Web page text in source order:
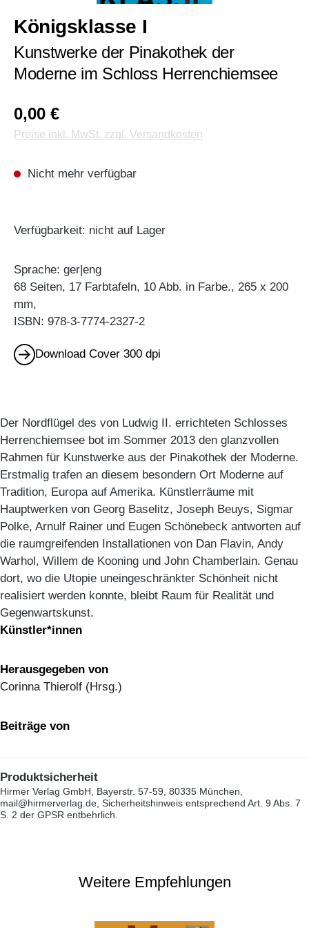
Königsklasse I
Kunstwerke der Pinakothek der
Moderne im Schloss Herrenchiemsee
0,00 €
Preise inkl. MwSt. zzgl. Versandkosten
Nicht mehr verfügbar
Verfügbarkeit: nicht auf Lager
Sprache: ger|eng
68 Seiten, 17 Farbtafeln, 10 Abb. in Farbe., 265 x 200
mm,
ISBN: 978-3-7774-2327-2
Download Cover 300 dpi
Der Nordflügel des von Ludwig II. errichteten Schlosses
Herrenchiemsee bot im Sommer 2013 den glanzvollen
Rahmen für Kunstwerke aus der Pinakothek der Moderne.
Erstmalig trafen an diesem besondern Ort Moderne auf
Tradition, Europa auf Amerika. Künstlerräume mit
Hauptwerken von Georg Baselitz, Joseph Beuys, Sigmar
Polke, Arnulf Rainer und Eugen Schönebeck antworten auf
die raumgreifenden Installationen von Dan Flavin, Andy
Warhol, Willem de Kooning und John Chamberlain. Genau
dort, wo die Utopie uneingeschränkter Schönheit nicht
realisiert werden konnte, bleibt Raum für Realität und
Gegenwartskunst.
Künstler*innen
Herausgegeben von
Corinna Thierolf (Hrsg.)
Beiträge von
Produktsicherheit
Hirmer Verlag GmbH, Bayerstr. 57-59, 80335 München,
mail@hirmerverlag.de, Sicherheitshinweis entsprechend Art. 9 Abs. 7
S. 2 der GPSR entbehrlich.
Weitere Empfehlungen